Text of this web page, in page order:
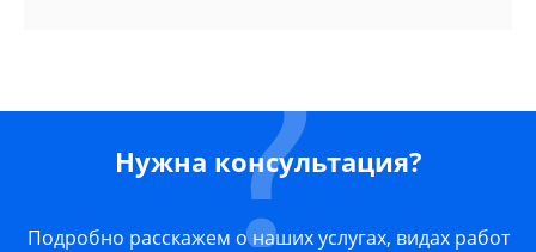
Нужна консультация?
Подробно расскажем о наших услугах, видах работ